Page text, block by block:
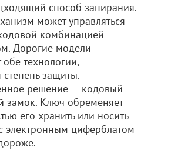
способ запирания.
может управляться
комбинацией
Дорогие модели
технологии,
защиты.
решение — кодовый
замок. Ключ обременяет
его хранить или носить
электронным циферблатом